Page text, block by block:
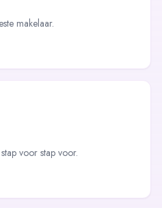
makelaar.
voor stap voor.